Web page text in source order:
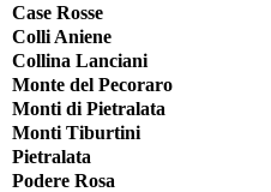
Case Rosse
Colli Aniene
Collina Lanciani
Monte del Pecoraro
Monti di Pietralata
Monti Tiburtini
Pietralata
Podere Rosa